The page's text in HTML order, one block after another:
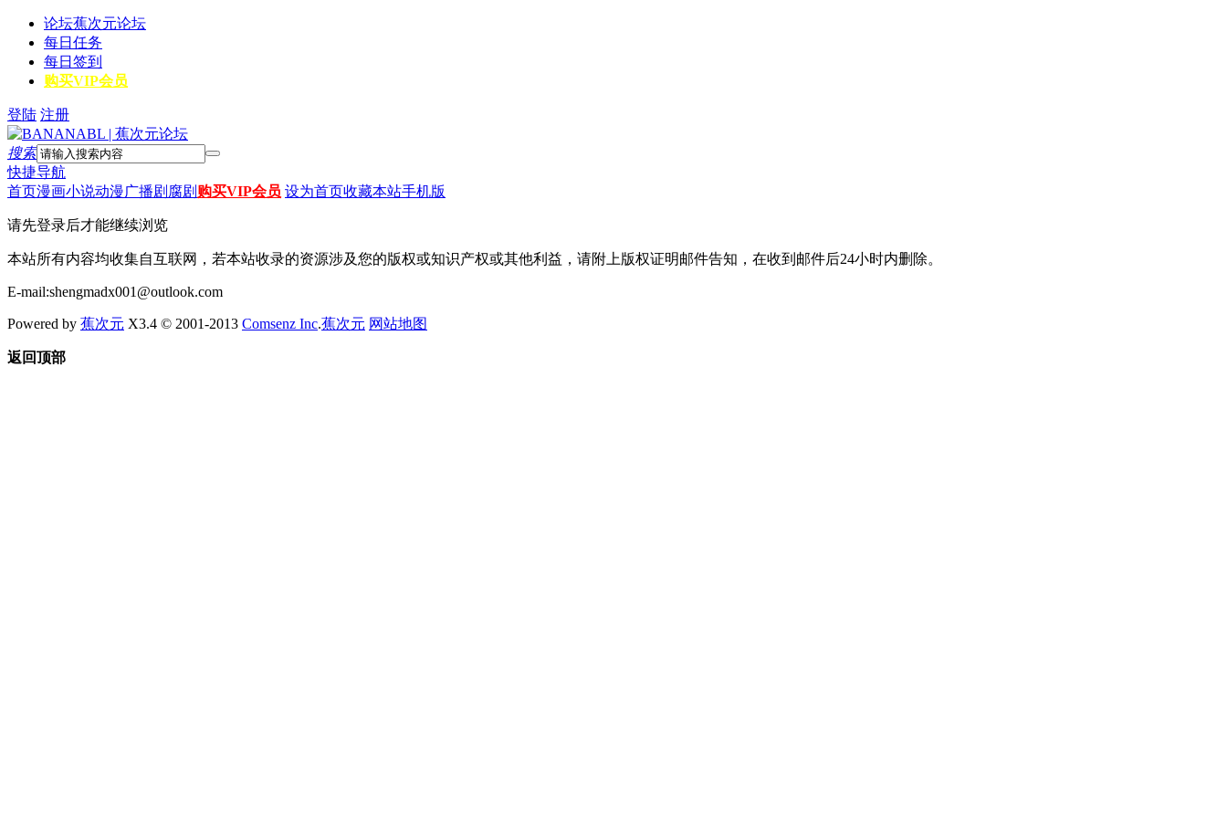
论坛蕉次元论坛
每日任务
每日签到
购买VIP会员
登陆 注册
搜索
快捷导航
首页漫画小说动漫广播剧 腐剧 购买VIP会员 设为首页收藏本站手机版
请先登录后才能继续浏览
本站所有内容均收集自互联网，若本站收录的资源涉及您的版权或知识产权或其他利益，请附上版权证明邮件告知，在收到邮件后24小时内删除。
E-mail:shengmadx001@outlook.com
Powered by 蕉次元 X3.4 © 2001-2013 Comsenz Inc.蕉次元 网站地图
返回顶部